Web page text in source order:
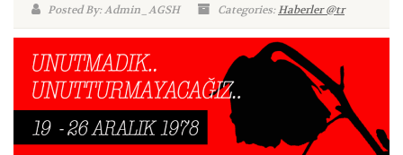
Posted By: Admin_AGSH
Categories:Haberler @tr